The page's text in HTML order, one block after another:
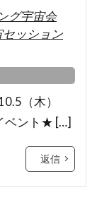
グ宇宙会
ッション
（木）
ント★ […]
返信